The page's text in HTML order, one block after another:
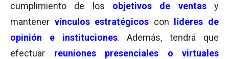
cumplimiento de los objetivos de ventasy
mantener vínculos estratégicos con
líderes de
opinión e instituciones. Además, tendrá que
efectuar reuniones presenciales o virtuales